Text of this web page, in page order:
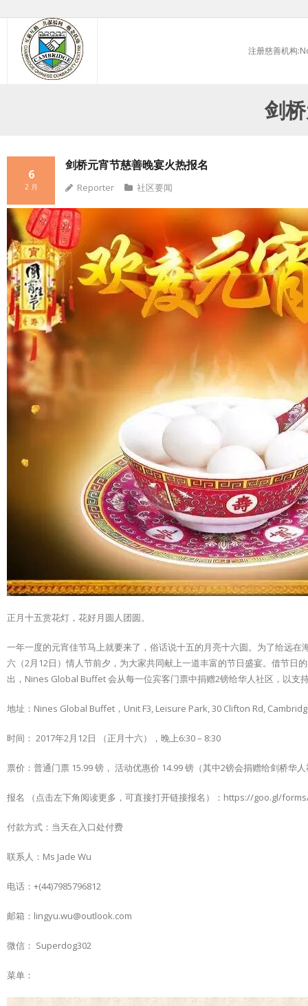
content
注册慈善机构
剑
剑桥元宵节慈善晚宴火热报名
6
2 月 Reporter 社区要闻
正月十五赏花灯，花好月圆人团圆。
一年一度的元宵佳节马上就要来了，俗话说十五的月亮十六圆。为了给远
六（2月12日）情人节前夕，为大家共同献上一道丰富的节日盛宴。借节
出，Nines Global Buffet 会从每一位宾客门票中捐赠2镑给华人社区，以支
地址：Nines Global Buffet，Unit F3, Leisure Park, 30 Clifton Rd,
时间： 2017年2月12日 （正月十六），晚上6:30 – 8:30
票价：普通门票 15.99 镑， 活动优惠价 14.99 镑（其中2镑会捐赠给剑桥华
报名 （点击左下角阅读更多，可直接打开链接报名）：https://goo.gl/
付款方式：当天在入口处付费
联系人：Ms Jade Wu
电话：+(44)7985796812
邮箱：lingyu.wu@outlook.com
微信： Superdog302
菜单：